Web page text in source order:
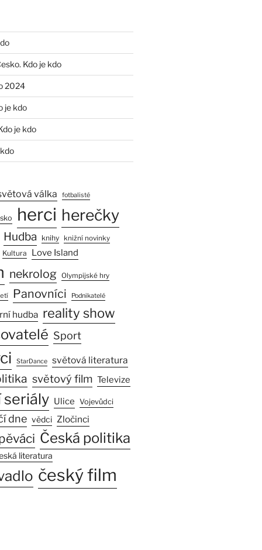
Kdo je kdo
2024
je kdo
je kdo
válka fotbalisté
herci herečky
Hudba knihy knižní novinky
Kultura Love Island
nekrolog Olympijské hry
Panovníci Podnikatelé
hudba reality show
Sport
StarDance světová literatura
světový film Televize
Ulice Vojevůdci
dne vědci Zločinci
Česká politika
literatura
český film